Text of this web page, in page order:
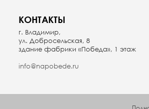
КОНТАКТЫ
г. Владимир,
ул. Добросельская, 8
здание фабрики «Победа», 1 этаж
info@napobede.ru